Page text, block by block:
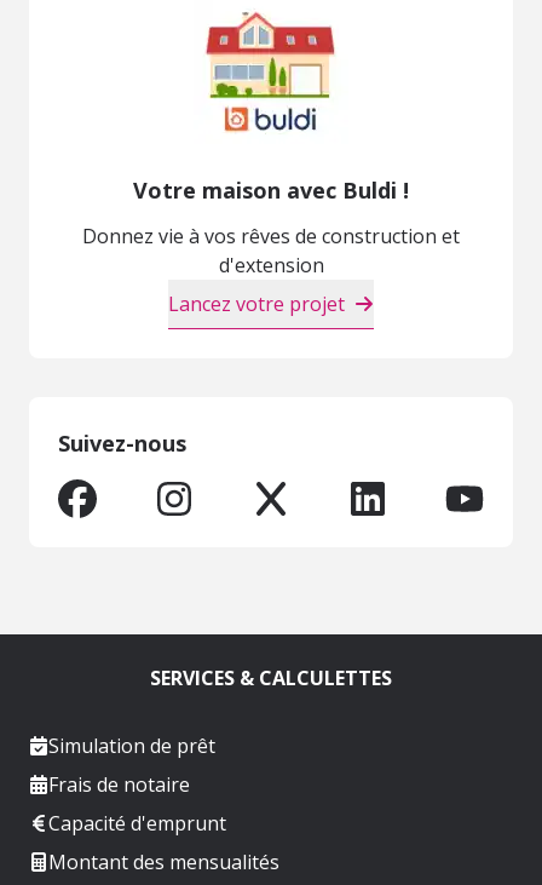
Votre maison avec Buldi !
Donnez vie à vos rêves de construction et
d'extension
Lancez votre projet
Suivez-nous
SERVICES & CALCULETTES
Simulation de prêt
Frais de notaire
Capacité d'emprunt
Montant des mensualités